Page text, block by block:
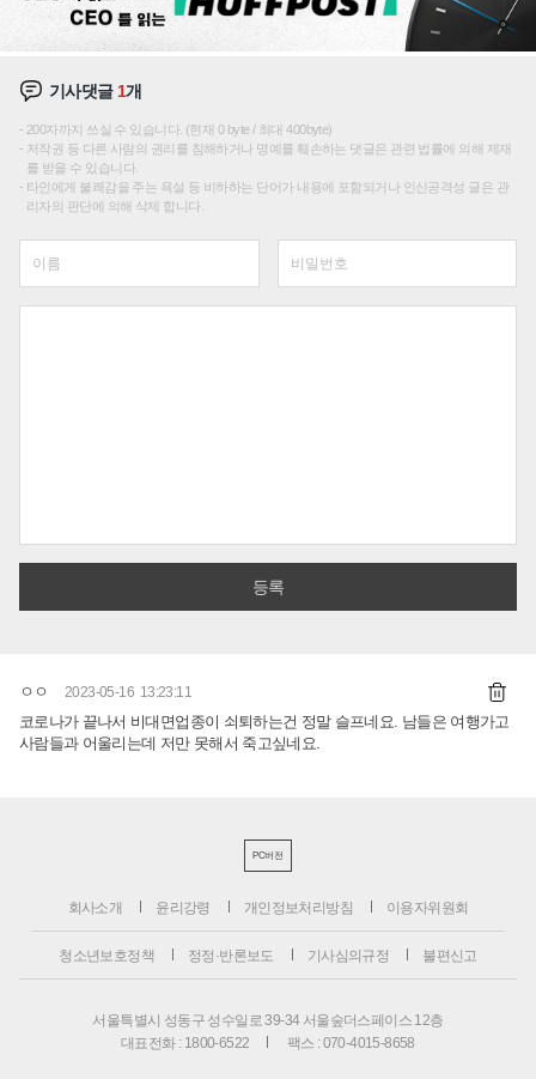
기사댓글 1개
200자까지 쓰실 수 있습니다. (현재 0 byte / 최대 400byte)
저작권 등 다른 사람의 권리를 침해하거나 명예를 훼손하는 댓글은 관련 법률에 의해 제재
를 받을 수 있습니다.
타인에게 불쾌감을 주는 욕설 등 비하하는 단어가 내용에 포함되거나 인신공격성 글은 관
리자의 판단에 의해 삭제 합니다.
ㅇㅇ 2023-05-16 13:23:11
코로나가 끝나서 비대면업종이 쇠퇴하는건 정말 슬프네요. 남들은 여행가고
사람들과 어울리는데 저만 못해서 죽고싶네요.
PC버전
회사소개 윤리강령 개인정보처리방침 이용자위원회
청소년보호정책 정정·반론보도 기사심의규정 불편신고
서울특별시 성동구 성수일로 39-34 서울숲더스페이스 12층
대표전화 : 1800-6522
팩스 : 070-4015-8658